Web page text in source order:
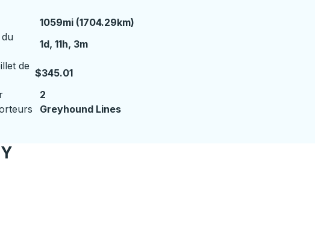
1059mi (1704.29km)
1 jour 11 heures 3 minutes
1d, 11h, 3m
de
$345.01
2
Greyhound Lines
routière